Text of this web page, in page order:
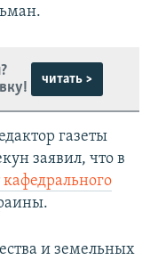
читать >
газеты
заявил, что в
кафедрального
и земельных